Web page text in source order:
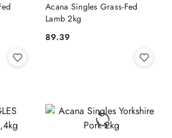
Acana Singles Grass-Fed
Lamb 2kg
Cena:
89.39